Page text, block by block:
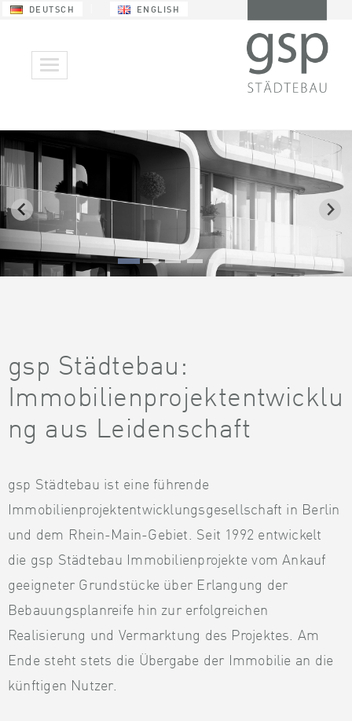
DEUTSCH ENGLISH
gsp Städtebau:
Immobilienprojektentwicklu
ng aus Leidenschaft
gsp Städtebau ist eine führende
Immobilienprojektentwicklungsgesellschaft in Berlin
und dem Rhein-Main-Gebiet. Seit 1992 entwickelt
die gsp Städtebau Immobilienprojekte vom Ankauf
geeigneter Grundstücke über Erlangung der
Bebauungsplanreife hin zur erfolgreichen
Realisierung und Vermarktung des Projektes. Am
Ende steht stets die Übergabe der Immobilie an die
künftigen Nutzer.